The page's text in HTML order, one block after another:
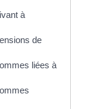
à
de
liées à